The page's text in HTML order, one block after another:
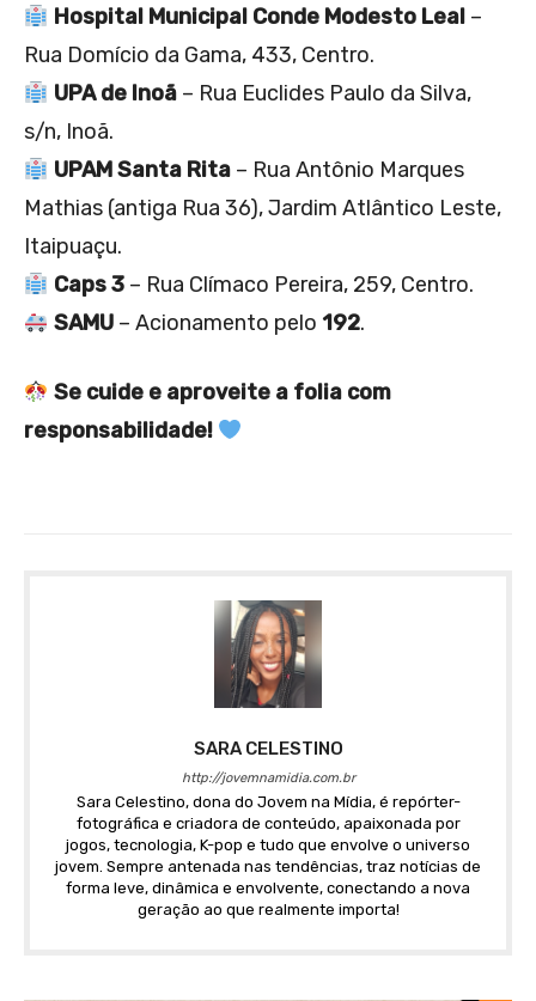
Hospital Municipal Conde Modesto Leal–
Rua Domício da Gama, 433, Centro.
UPA de Inoã– Rua Euclides Paulo da Silva,
s/n, Inoã.
UPAM Santa Rita– Rua Antônio Marques
Mathias (antiga Rua 36), Jardim Atlântico Leste,
Itaipuaçu.
Caps 3– Rua Clímaco Pereira, 259, Centro.
SAMU– Acionamento pelo 192.
Se cuide e aproveite a folia com
responsabilidade!
SARA CELESTINO
http://jovemnamidia.com.br
Sara Celestino, dona do Jovem na Mídia, é repórter-
fotográfica e criadora de conteúdo, apaixonada por
jogos, tecnologia, K-pop e tudo que envolve o universo
jovem. Sempre antenada nas tendências, traz notícias de
forma leve, dinâmica e envolvente, conectando a nova
geração ao que realmente importa!